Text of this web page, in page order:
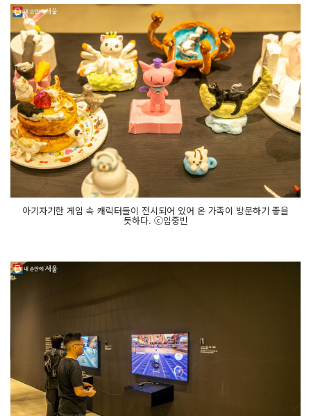
아기자기한 게임 속 캐릭터들이 전시되어 있어 온 가족이 방문하기 좋을
듯하다. ⓒ임중빈